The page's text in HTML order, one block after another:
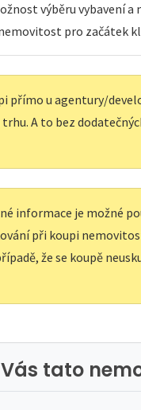
výběru vybavení
pro
přímo u agentury/
A to bez
informace je možné
při koupi
že se koupě
tato